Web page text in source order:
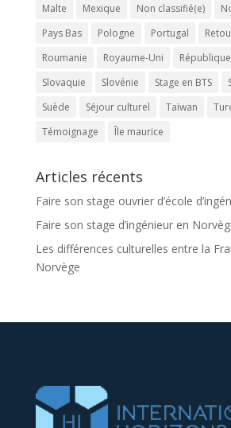
Malte Mexique Non classifié(e)
Pays Bas
Pologne Portugal
Roumanie
Royaume-Uni
Slovaquie
Slovénie Stage en BTS
Suède
Séjour culturel Taïwan
Témoignage
Île maurice
Articles récents
Faire son stage ouvrier d’école
Faire son stage d’ingénieur en
Les différences culturelles entre la
Norvège